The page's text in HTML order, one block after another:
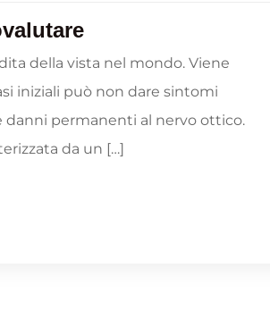
della vista nel mondo. Viene
iniziali può non dare sintomi
permanenti al nervo ottico.
da un […]